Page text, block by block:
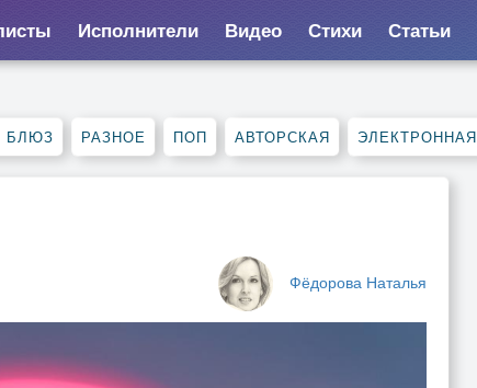
Исполнители Видео Стихи Статьи
БЛЮЗ РАЗНОЕ ПОП АВТОРСКАЯ ЭЛЕКТРОННАЯ
Фёдорова Наталья